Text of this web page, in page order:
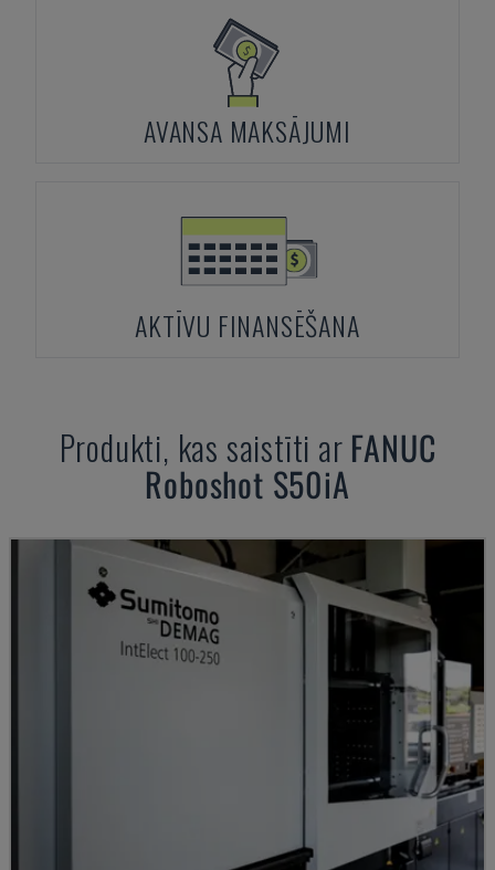
AVANSA MAKSĀJUMI
AKTĪVU FINANSĒŠANA
Produkti, kas saistīti ar FANUC
Roboshot S50iA